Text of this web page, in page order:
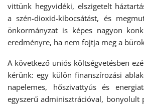
vittünk hegyvidéki, elszigetelt
a szén-dioxid-kibocsátást, és
önkormányzat is képes nagyon
eredményre, ha nem fojtja meg a
A következő uniós költségvetésben
kérünk: egy külön finanszírozási
napelemes, hőszivattyús és
egyszerű adminisztrációval, bonyolult